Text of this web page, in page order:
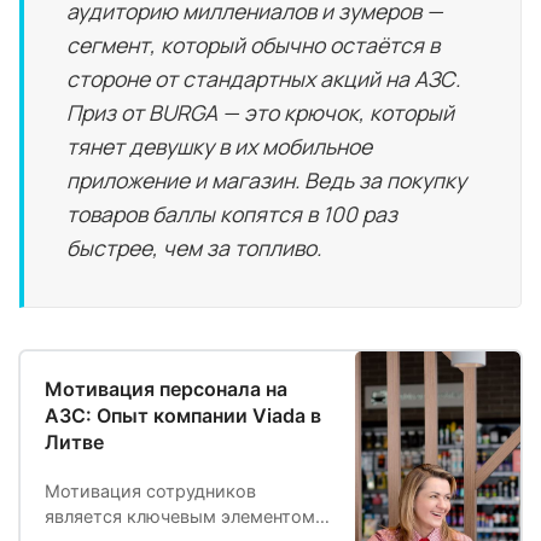
аудиторию миллениалов и зумеров —
сегмент, который обычно остаётся в
стороне от стандартных акций на АЗС.
Приз от BURGA — это крючок, который
тянет девушку в их мобильное
приложение и магазин. Ведь за покупку
товаров баллы копятся в 100 раз
быстрее, чем за топливо.
Мотивация персонала на
АЗС: Опыт компании Viada в
Литве
Мотивация сотрудников
является ключевым элементом